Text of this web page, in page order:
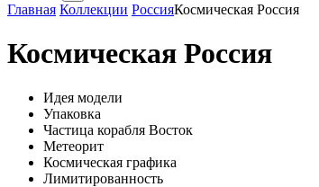
Главная Коллекции РоссияКосмическая Россия
Космическая Россия
Идея модели
Упаковка
Частица корабля Восток
Метеорит
Космическая графика
Лимитированность